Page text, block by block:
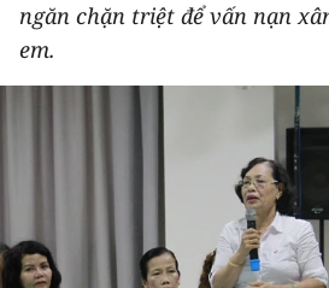
THỂ THAO
GIÁO DỤC
KHOA HỌC - CÔNG NGHỆ
MÔI TRƯỜNG
ngăn chặn triệt để vấn nạn
em.